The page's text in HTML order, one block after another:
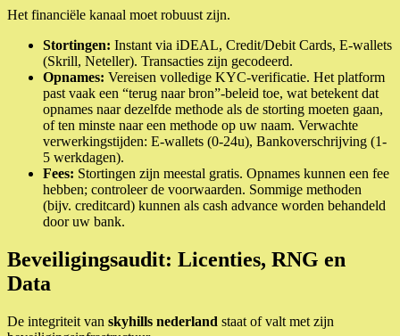
Het financiële kanaal moet robuust zijn.
Stortingen: Instant via iDEAL, Credit/Debit Cards, E-wallets
(Skrill, Neteller). Transacties zijn gecodeerd.
Opnames: Vereisen volledige KYC-verificatie. Het platform
past vaak een “terug naar bron”-beleid toe, wat betekent dat
opnames naar dezelfde methode als de storting moeten gaan,
of ten minste naar een methode op uw naam. Verwachte
verwerkingstijden: E-wallets (0-24u), Bankoverschrijving (1-
5 werkdagen).
Fees: Stortingen zijn meestal gratis. Opnames kunnen een fee
hebben; controleer de voorwaarden. Sommige methoden
(bijv. creditcard) kunnen als cash advance worden behandeld
door uw bank.
Beveiligingsaudit: Licenties, RNG en
Data
De integriteit van skyhills nederland staat of valt met zijn